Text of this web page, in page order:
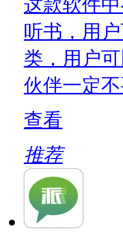
这款软件
听书，用
类，用户
伙伴一定不
查看
推荐